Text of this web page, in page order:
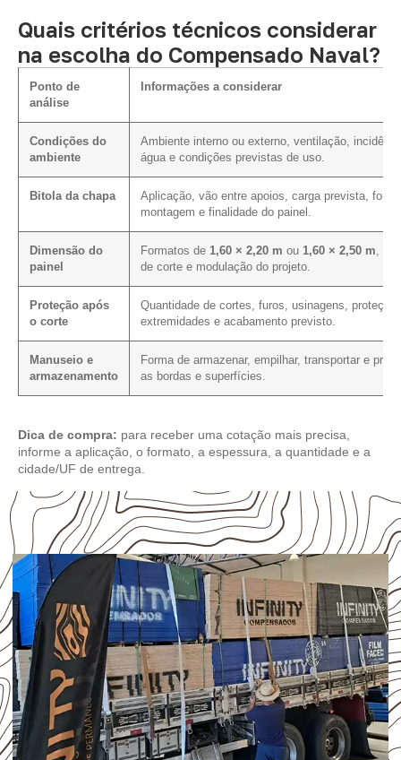
Quais critérios técnicos considerar
na escolha do Compensado Naval?
Ponto de
análise
Informações a considerar
Condições do
ambiente
Ambiente interno ou externo, ventilação,
água e condições previstas de uso.
Bitola da chapa
Aplicação, vão entre apoios, carga prevista,
montagem e finalidade do painel.
Dimensão do
painel
Formatos de 1,60 × 2,20 m ou 1,60 × 2,50 m,
de corte e modulação do projeto.
Proteção após
o corte
Quantidade de cortes, furos, usinagens, proteção
extremidades e acabamento previsto.
Manuseio e
armazenamento
Forma de armazenar, empilhar, transportar e
as bordas e superfícies.
Dica de compra: para receber uma cotação mais precisa,
informe a aplicação, o formato, a espessura, a quantidade e a
cidade/UF de entrega.